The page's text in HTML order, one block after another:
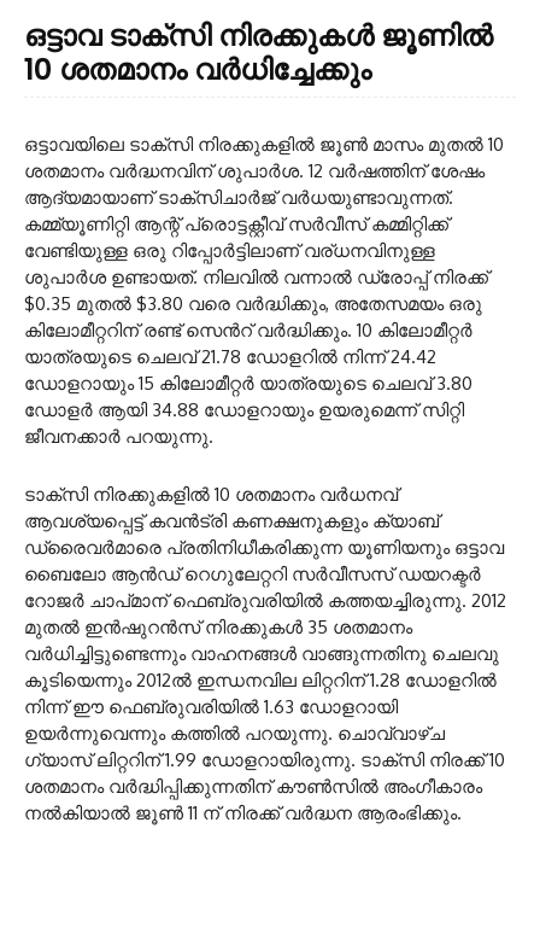
ഒട്ടാവ ടാക്സി നിരക്കുകൾ ജൂണിൽ
10 ശതമാനം വർധിച്ചേക്കും
ഒട്ടാവയിലെ ടാക്സി നിരക്കുകളിൽ ജൂൺ മാസം മുതൽ 10
ശതമാനം വർദ്ധനവിന് ശുപാർശ. 12 വർഷത്തിന് ശേഷം
ആദ്യമായാണ് ടാക്സിചാർജ് വർധയുണ്ടാവുന്നത്.
കമ്മ്യൂണിറ്റി ആന്റ് പ്രൊട്ടക്റ്റീവ് സർവീസ് കമ്മിറ്റിക്ക്
വേണ്ടിയുള്ള ഒരു റിപ്പോർട്ടിലാണ് വര്ധനവിനുള്ള
ശുപാർശ ഉണ്ടായത്. നിലവിൽ വന്നാൽ ഡ്രോപ്പ് നിരക്ക്
$0.35 മുതൽ $3.80 വരെ വർദ്ധിക്കും, അതേസമയം ഒരു
കിലോമീറ്ററിന് രണ്ട് സെൻറ് വർദ്ധിക്കും. 10 കിലോമീറ്റർ
യാത്രയുടെ ചെലവ് 21.78 ഡോളറിൽ നിന്ന് 24.42
ഡോളറായും 15 കിലോമീറ്റർ യാത്രയുടെ ചെലവ് 3.80
ഡോളർ ആയി 34.88 ഡോളറായും ഉയരുമെന്ന് സിറ്റി
ജീവനക്കാർ പറയുന്നു.
ടാക്‌സി നിരക്കുകളിൽ 10 ശതമാനം വർധനവ്
ആവശ്യപ്പെട്ട് കവൻട്രി കണക്ഷനുകളും ക്യാബ്
ഡ്രൈവർമാരെ പ്രതിനിധീകരിക്കുന്ന യൂണിയനും ഒട്ടാവ
ബൈലോ ആൻഡ് റെഗുലേറ്ററി സർവീസസ് ഡയറക്ടർ
റോജർ ചാപ്‌മാന് ഫെബ്രുവരിയിൽ കത്തയച്ചിരുന്നു. 2012
മുതൽ ഇൻഷുറൻസ് നിരക്കുകൾ 35 ശതമാനം
വർധിച്ചിട്ടുണ്ടെന്നും വാഹനങ്ങൾ വാങ്ങുന്നതിനു ചെലവു
കൂടിയെന്നും 2012ൽ ഇന്ധനവില ലിറ്ററിന് 1.28 ഡോളറിൽ
നിന്ന് ഈ ഫെബ്രുവരിയിൽ 1.63 ഡോളറായി
ഉയർന്നുവെന്നും കത്തിൽ പറയുന്നു. ചൊവ്വാഴ്ച
ഗ്യാസ് ലിറ്ററിന് 1.99 ഡോളറായിരുന്നു. ടാക്‌സി നിരക്ക് 10
ശതമാനം വർദ്ധിപ്പിക്കുന്നതിന് കൗൺസിൽ അംഗീകാരം
നൽകിയാൽ ജൂൺ 11 ന് നിരക്ക് വർദ്ധന ആരംഭിക്കും.